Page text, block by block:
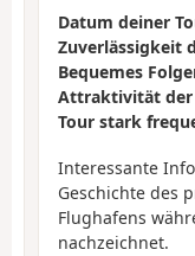
Datum deiner
Zuverlässigkeit
Bequemes
Attraktivität der
Tour stark
Interessante
Geschichte des
Flughafens
nachzeichnet.